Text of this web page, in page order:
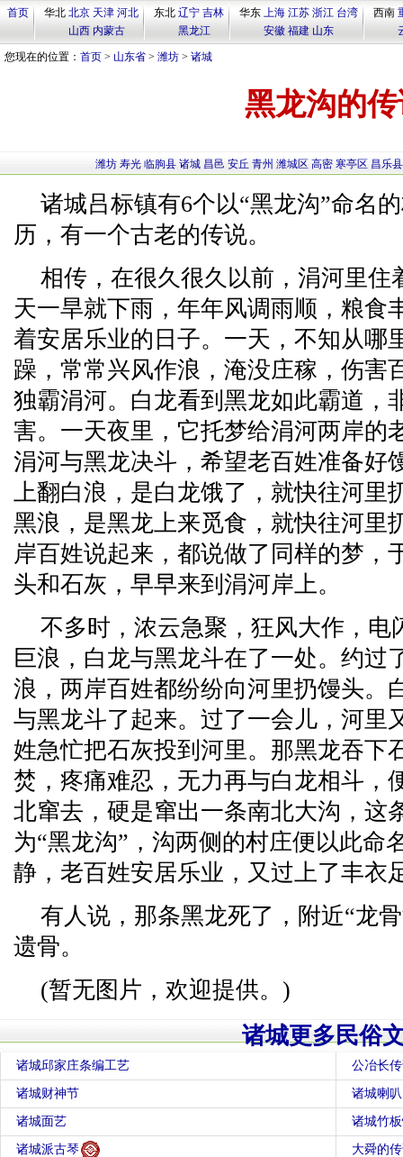
首页 华北 北京 天津 河北
山西 内蒙古
东北 辽宁 吉林
黑龙江
华东 上海 江苏 浙江 台湾
安徽 福建 山东
西南
您现在的位置： 首页 > 山东省 > 潍坊 > 诸城
黑龙沟的
潍坊 寿光 临朐县 诸城 昌邑 安丘 青州 潍城区 高密 寒亭区 昌乐县
诸城吕标镇有6个以“黑龙沟”命名
历，有一个古老的传说。
相传，在很久很久以前，涓河里住
天一旱就下雨，年年风调雨顺，粮食
着安居乐业的日子。一天，不知从哪
躁，常常兴风作浪，淹没庄稼，伤害
独霸涓河。白龙看到黑龙如此霸道，
害。一天夜里，它托梦给涓河两岸的
涓河与黑龙决斗，希望老百姓准备好
上翻白浪，是白龙饿了，就快往河里
黑浪，是黑龙上来觅食，就快往河里
岸百姓说起来，都说做了同样的梦，
头和石灰，早早来到涓河岸上。
不多时，浓云急聚，狂风大作，电
巨浪，白龙与黑龙斗在了一处。约过
浪，两岸百姓都纷纷向河里扔馒头。
与黑龙斗了起来。过了一会儿，河里
姓急忙把石灰投到河里。那黑龙吞下
焚，疼痛难忍，无力再与白龙相斗，
北窜去，硬是窜出一条南北大沟，这
为“黑龙沟”，沟两侧的村庄便以此命
静，老百姓安居乐业，又过上了丰衣
有人说，那条黑龙死了，附近“龙
遗骨。
(暂无图片，欢迎提供。)
诸城更多民俗
诸城邱家庄条编工艺 公冶长
诸城财神节 诸城喇
诸城面艺 诸城竹
诸城派古琴 大舜的